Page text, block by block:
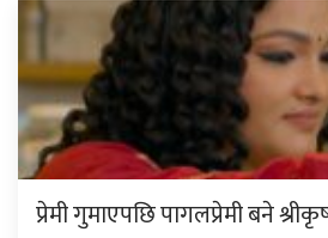
प्रेमी गुमाएपछि पागलप्रेमी बने